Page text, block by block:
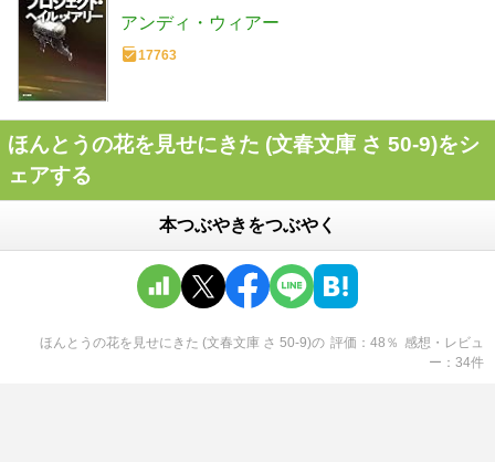
アンディ・ウィアー
17763
ほんとうの花を見せにきた (文春文庫 さ 50-9)をシ
ェアする
本つぶやきをつぶやく
ほんとうの花を見せにきた (文春文庫 さ 50-9)の 評価 48 ％ 感想・レビュ
ー
34件